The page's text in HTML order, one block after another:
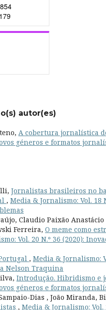
854
179
autor(es)
A cobertura jornalística
géneros e formatos
Jornalistas brasileiros no
, Media & Jornalismo: Vol. 18
Claudio Paixão Anastácio
Ferreira, O meme como
Vol. 20 N.º 36 (2020):
, Media & Jornalismo:
Nelson Traquina
Introdução. Hibridismo e
géneros e formatos
Dias , João Miranda,
, Media & Jornalismo: Vol.